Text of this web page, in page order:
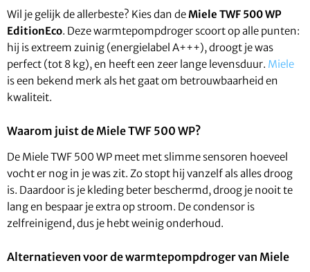
Wil je gelijk de allerbeste? Kies dan deMiele TWF 500 WP
EditionEco. Deze warmtepompdroger scoort op alle punten:
hij is extreem zuinig (energielabel A+++), droogt je was
perfect (tot 8 kg), en heeft een zeer lange levensduur. Miele
is een bekend merk als het gaat om betrouwbaarheid en
kwaliteit.
Waarom juist de Miele TWF 500 WP?
De Miele TWF 500 WP meet met slimme sensoren hoeveel
vocht er nog in je was zit. Zo stopt hij vanzelf als alles droog
is. Daardoor is je kleding beter beschermd, droog je nooit te
lang en bespaar je extra op stroom. De condensor is
zelfreinigend, dus je hebt weinig onderhoud.
Alternatieven voor de warmtepompdroger van Miele